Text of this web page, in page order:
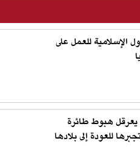
الإسلامية للعمل على
هبوط طائرة
للعودة إلى بلادها